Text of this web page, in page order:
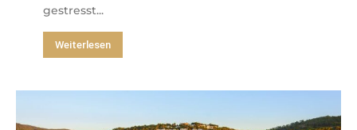
gestresst...
Weiterlesen